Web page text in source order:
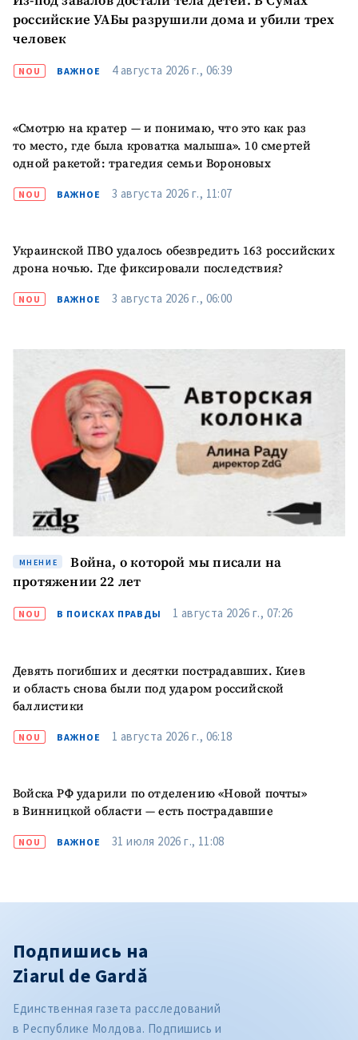
российские УАБы разрушили дома и убили трех
человек
NOU ВАЖНОЕ 4 августа 2026 г., 06:39
«Смотрю на кратер — и понимаю, что это как раз
то место, где была кроватка малыша». 10 смертей
одной ракетой: трагедия семьи Вороновых
NOU ВАЖНОЕ 3 августа 2026 г., 11:07
Украинской ПВО удалось обезвредить 163 российских
дрона ночью. Где фиксировали последствия?
NOU ВАЖНОЕ 3 августа 2026 г., 06:00
МНЕНИЕ
Война, о которой мы писали на
протяжении 22 лет
NOU В ПОИСКАХ ПРАВДЫ 1 августа 2026 г., 07:26
Девять погибших и десятки пострадавших. Киев
и область снова были под ударом российской
баллистики
NOU ВАЖНОЕ 1 августа 2026 г., 06:18
Войска РФ ударили по отделению «Новой почты»
в Винницкой области — есть пострадавшие
NOU ВАЖНОЕ 31 июля 2026 г., 11:08
Подпишись на
Ziarul de Gardă
Единственная газета расследований
в Республике Молдова. Подпишись и